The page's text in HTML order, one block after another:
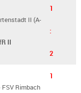
II (A-
II
1
:
2
FSV Rimbach
1